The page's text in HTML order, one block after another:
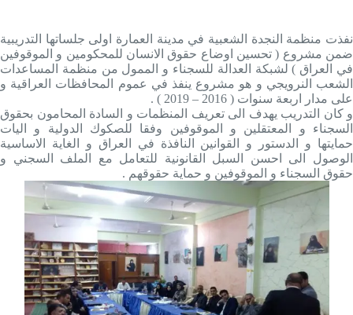
نفذت منظمة النجدة الشعبية في مدينة العمارة اولى جلساتها التدريبية
ضمن مشروع ( تحسين اوضاع حقوق الانسان للمحكومين و الموقوفين
في العراق ) لشبكة العدالة للسجناء و الممول من منظمة المساعدات
الشعب النرويجي و هو مشروع ينفذ في عموم المحافظات العراقية و
على مدار اربعة سنوات ( 2016 – 2019 ) .
و كان التدريب يهدف الى تعريف المنظمات و السادة المحامون بحقوق
السجناء و المعتقلين و الموقوفين وفقا للصكوك الدولية و اليات
حمايتها و الدستور و القوانين النافذة في العراق و الغاية الاساسية
الوصول الى احسن السبل القانونية للتعامل مع الملف السجني و
حقوق السجناء و الموقوفين و حماية حقوقهم .